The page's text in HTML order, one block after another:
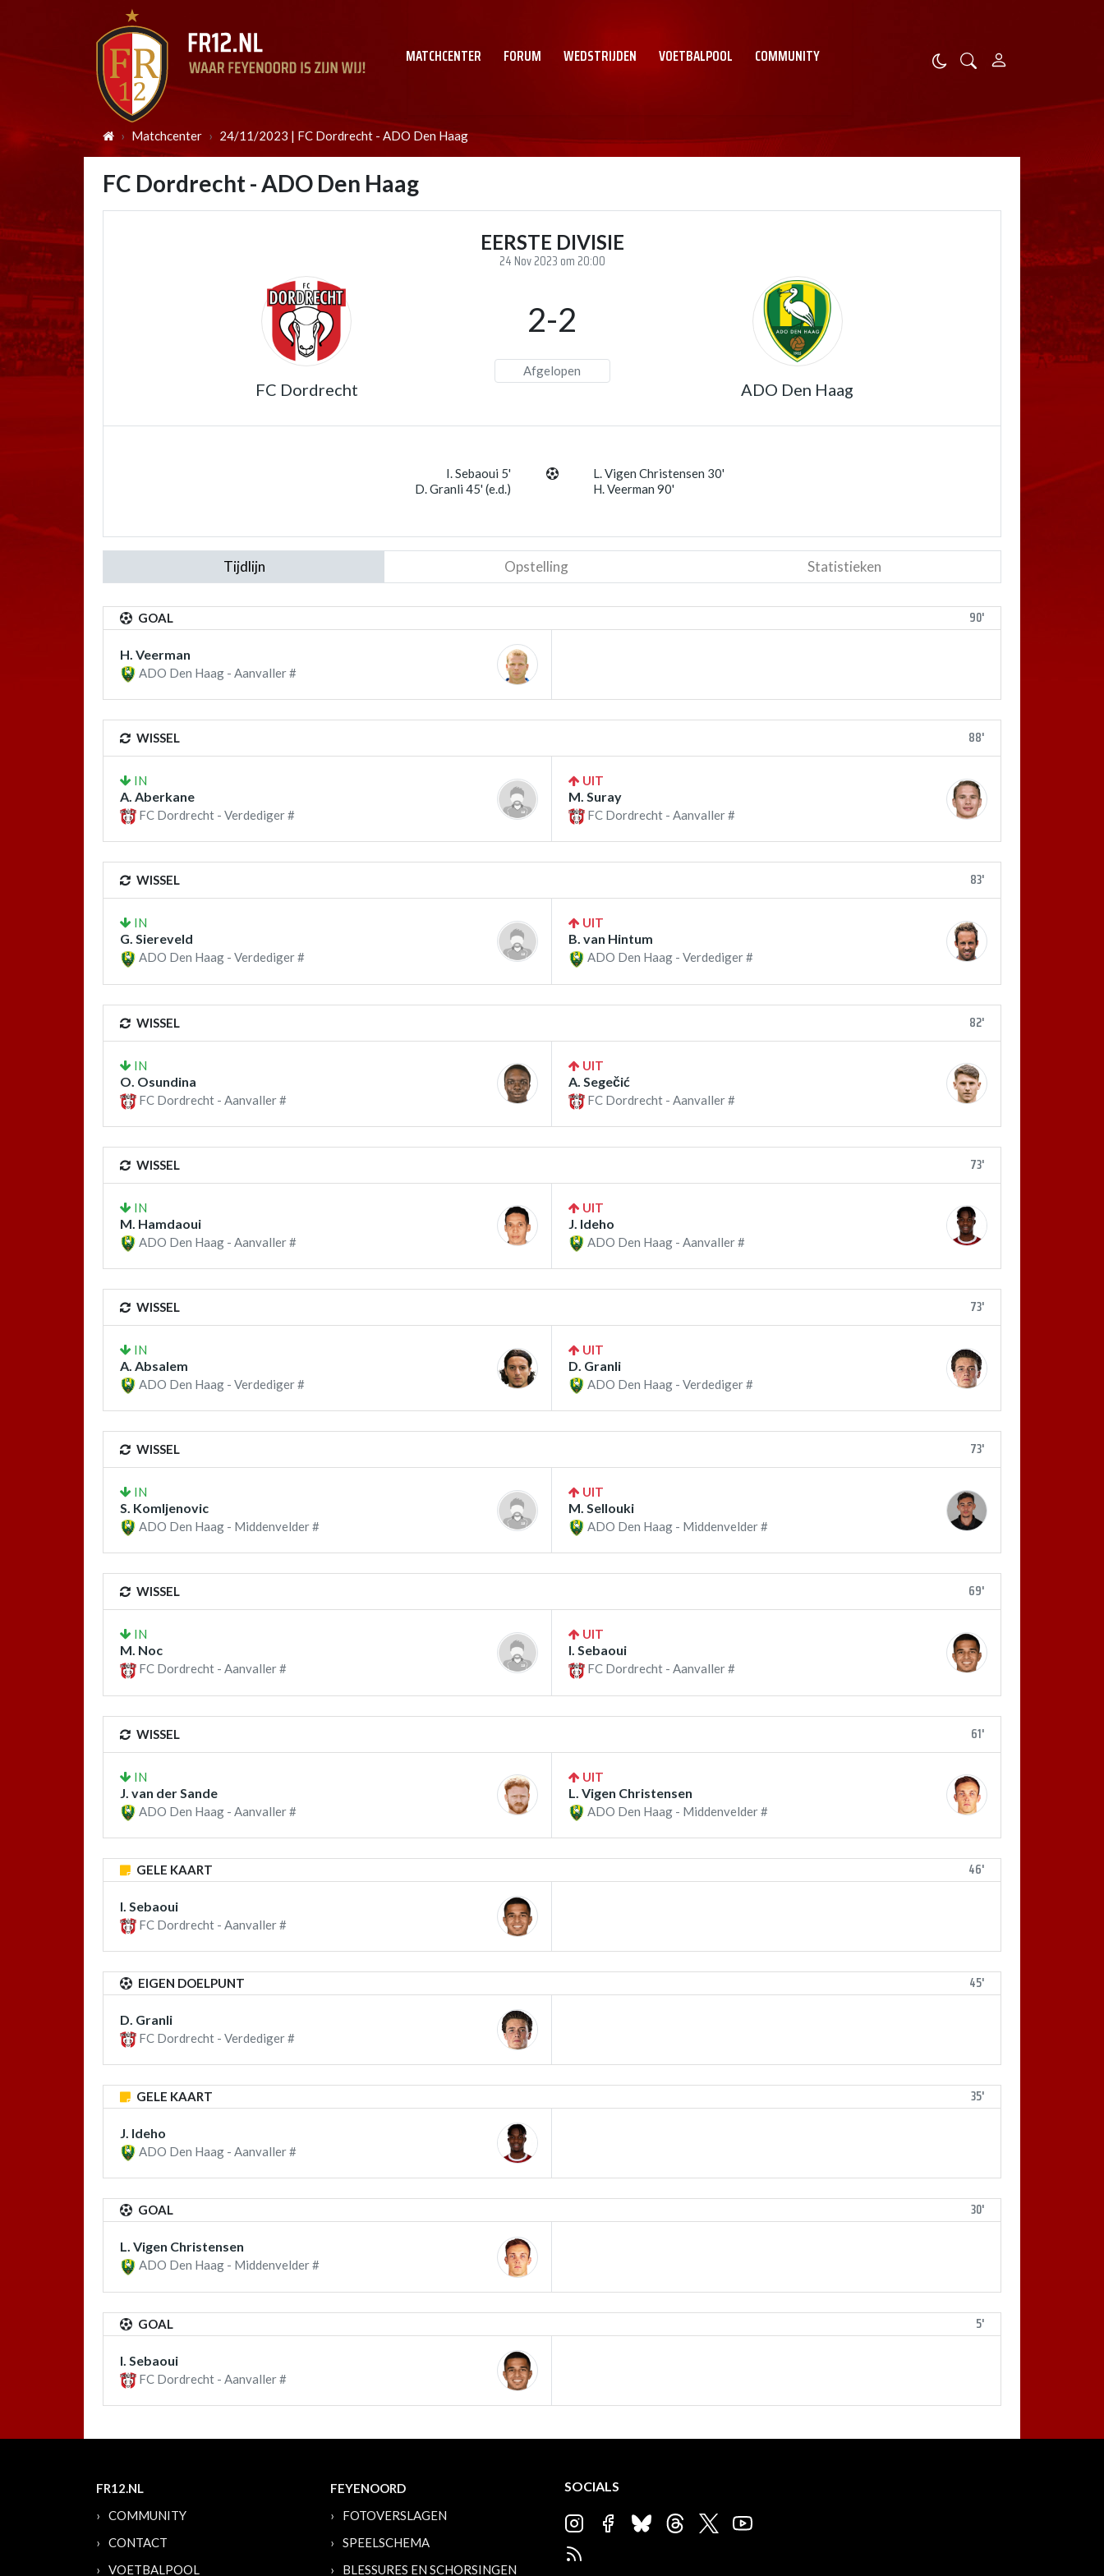
MATCHCENTER FORUM WEDSTRIJDEN VOETBALPOOL COMMUNITY
Matchcenter 24/11/2023 | FC Dordrecht - ADO Den Haag
FC Dordrecht - ADO Den Haag
EERSTE DIVISIE
24 Nov 2023 om 20:00
FC Dordrecht
2-2
Afgelopen
ADO Den Haag
I. Sebaoui 5'
D. Granli 45' (e.d.)
L. Vigen Christensen 30'
H. Veerman 90'
Tijdlijn Opstelling Statistieken
GOAL 90'
H. Veerman
ADO Den Haag - Aanvaller #
WISSEL 88'
IN
A. Aberkane
FC Dordrecht - Verdediger #
UIT
M. Suray
FC Dordrecht - Aanvaller #
WISSEL 83'
IN
G. Siereveld
ADO Den Haag - Verdediger #
UIT
B. van Hintum
ADO Den Haag - Verdediger #
WISSEL 82'
IN
O. Osundina
FC Dordrecht - Aanvaller #
UIT
A. Segečić
FC Dordrecht - Aanvaller #
WISSEL 73'
IN
M. Hamdaoui
ADO Den Haag - Aanvaller #
UIT
J. Ideho
ADO Den Haag - Aanvaller #
WISSEL 73'
IN
A. Absalem
ADO Den Haag - Verdediger #
UIT
D. Granli
ADO Den Haag - Verdediger #
WISSEL 73'
IN
S. Komljenovic
ADO Den Haag - Middenvelder #
UIT
M. Sellouki
ADO Den Haag - Middenvelder #
WISSEL 69'
IN
M. Noc
FC Dordrecht - Aanvaller #
UIT
I. Sebaoui
FC Dordrecht - Aanvaller #
WISSEL 61'
IN
J. van der Sande
ADO Den Haag - Aanvaller #
UIT
L. Vigen Christensen
ADO Den Haag - Middenvelder #
GELE KAART 46'
I. Sebaoui
FC Dordrecht - Aanvaller #
EIGEN DOELPUNT 45'
D. Granli
FC Dordrecht - Verdediger #
GELE KAART 35'
J. Ideho
ADO Den Haag - Aanvaller #
GOAL 30'
L. Vigen Christensen
ADO Den Haag - Middenvelder #
GOAL 5'
I. Sebaoui
FC Dordrecht - Aanvaller #
FR12.NL
COMMUNITY
CONTACT
VOETBALPOOL
FEYENOORD
FOTOVERSLAGEN
SPEELSCHEMA
BLESSURES EN SCHORSINGEN
SOCIALS